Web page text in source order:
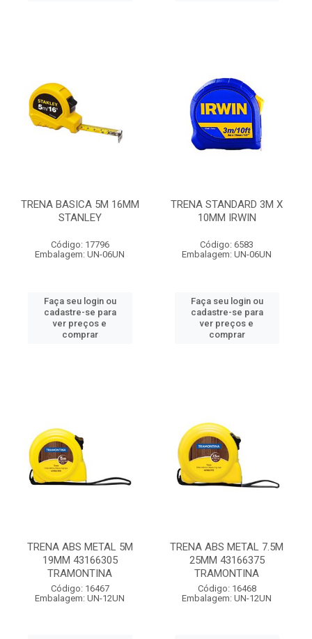
TRENA BASICA 5M 16MM
STANLEY
Código: 17796
Embalagem: UN-06UN
Faça seu login ou
cadastre-se para
ver preços e
comprar
TRENA STANDARD 3M X
10MM IRWIN
Código: 6583
Embalagem: UN-06UN
Faça seu login ou
cadastre-se para
ver preços e
comprar
TRENA ABS METAL 5M
19MM 43166305
TRAMONTINA
Código: 16467
Embalagem: UN-12UN
TRENA ABS METAL 7.5M
25MM 43166375
TRAMONTINA
Código: 16468
Embalagem: UN-12UN